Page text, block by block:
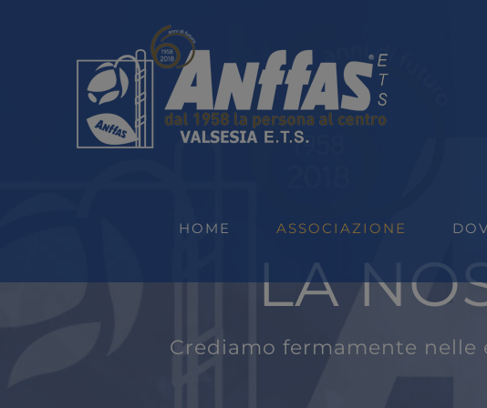
HOME ASSOCIAZIONE
LA
Crediamo fermamente